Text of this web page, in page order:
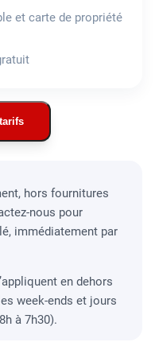
et carte de propriété
hors fournitures
nous pour
immédiatement par
en dehors
week-ends et jours
à 7h30).